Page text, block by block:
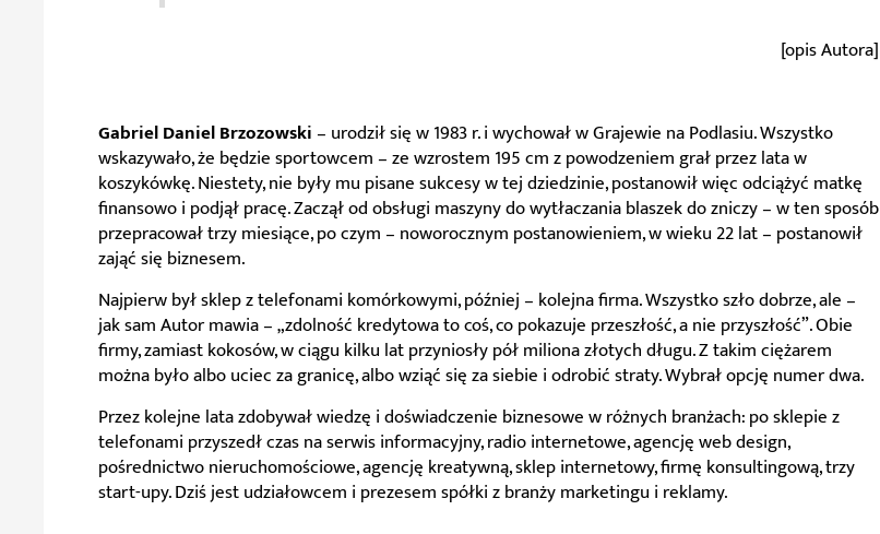
[opis Autora]
Gabriel Daniel Brzozowski – urodził się w 1983 r. i wychował w Grajewie na Podlasiu. Wszystko
wskazywało, że będzie sportowcem – ze wzrostem 195 cm z powodzeniem grał przez lata w
koszykówkę. Niestety, nie były mu pisane sukcesy w tej dziedzinie, postanowił więc odciążyć matkę
finansowo i podjął pracę. Zaczął od obsługi maszyny do wytłaczania blaszek do zniczy – w ten sposób
przepracował trzy miesiące, po czym – noworocznym postanowieniem, w wieku 22 lat – postanowił
zająć się biznesem.
Najpierw był sklep z telefonami komórkowymi, później – kolejna firma. Wszystko szło dobrze, ale –
jak sam Autor mawia – „zdolność kredytowa to coś, co pokazuje przeszłość, a nie przyszłość”. Obie
firmy, zamiast kokosów, w ciągu kilku lat przyniosły pół miliona złotych długu. Z takim ciężarem
można było albo uciec za granicę, albo wziąć się za siebie i odrobić straty. Wybrał opcję numer dwa.
Przez kolejne lata zdobywał wiedzę i doświadczenie biznesowe w różnych branżach: po sklepie z
telefonami przyszedł czas na serwis informacyjny, radio internetowe, agencję web design,
pośrednictwo nieruchomościowe, agencję kreatywną, sklep internetowy, firmę konsultingową, trzy
start-upy. Dziś jest udziałowcem i prezesem spółki z branży marketingu i reklamy.